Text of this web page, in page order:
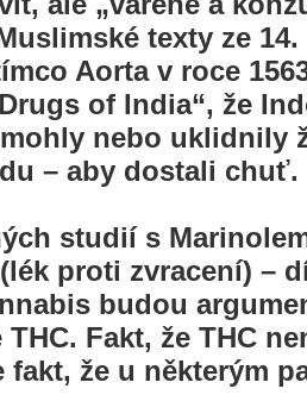
texty ze
Aorta v roce
of India“, že
nebo uklidnily
– aby dostali chuť.
studií s
proti zvracení) –
budou
THC. Fakt, že THC
fakt, že u některým